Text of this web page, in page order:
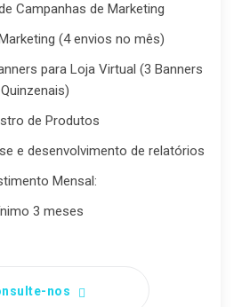
Campanhas de Marketing
(4 envios no mês)
para Loja Virtual (3 Banners
Quinzenais)
de Produtos
e desenvolvimento de relatórios
Mensal:
3 meses
nos